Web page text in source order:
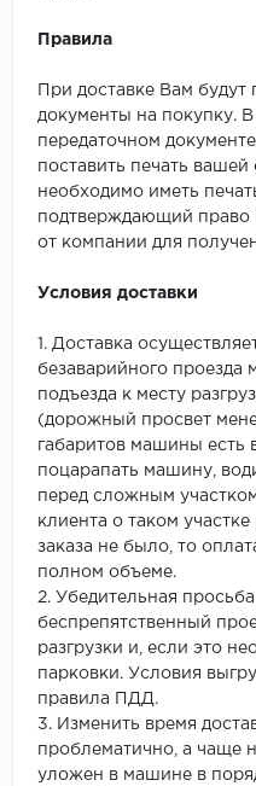
Правила
При доставке Вам
документы на покупку.
передаточном
поставить печать
необходимо иметь
подтверждающий право
от компании для
Условия доставки
1. Доставка
безаварийного проезда
подъезда к месту
(дорожный просвет
габаритов машины есть
поцарапать машину,
перед сложным
клиента о таком
заказа не было, то
полном объеме.
2. Убедительная
беспрепятственный
разгрузки и, если это
парковки. Условия
правила ПДД.
3. Изменить время
проблематично, а чаще
уложен в машине в